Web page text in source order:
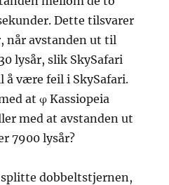
Dette tilsvarer
når avstanden ut til
lysår, slik SkySafari
å være feil i SkySafari.
at φ Kassiopeia
med at avstanden ut
7900 lysår?
dobbeltstjernen,